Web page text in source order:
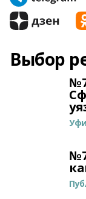
Выбор